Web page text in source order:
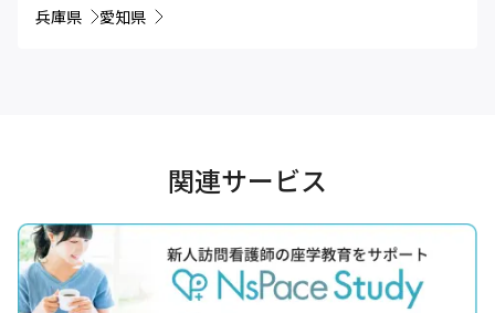
兵庫県
愛知県
関連サービス